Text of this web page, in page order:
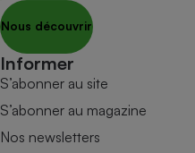
Nous découvrir
Informer
S’abonner au site
S’abonner au magazine
Nos newsletters